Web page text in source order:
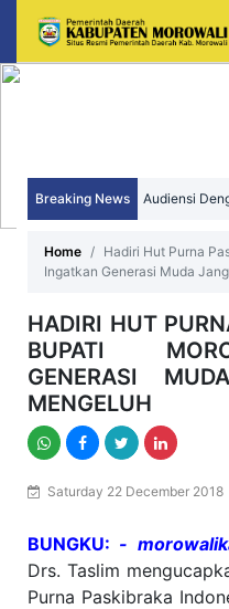
Breaking News
HUT ke-15
Pendidikan
Home
Hadiri Hut Purna
Ingatkan Generasi Muda
HADIRI HUT
BUPATI
GENERASI
MENGELUH
Saturday 22 December 2018
BUNGKU: -
Drs. Taslim
Purna Paskibraka